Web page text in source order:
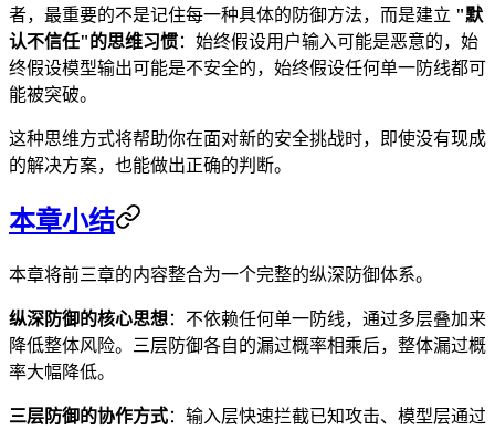
者，最重要的不是记住每一种具体的防御方法，而是建立 "默
认不信任"的思维习惯：始终假设用户输入可能是恶意的，始
终假设模型输出可能是不安全的，始终假设任何单一防线都可
能被突破。
这种思维方式将帮助你在面对新的安全挑战时，即使没有现成
的解决方案，也能做出正确的判断。
本章小结
本章将前三章的内容整合为一个完整的纵深防御体系。
纵深防御的核心思想：不依赖任何单一防线，通过多层叠加来
降低整体风险。三层防御各自的漏过概率相乘后，整体漏过概
率大幅降低。
三层防御的协作方式：输入层快速拦截已知攻击、模型层通过